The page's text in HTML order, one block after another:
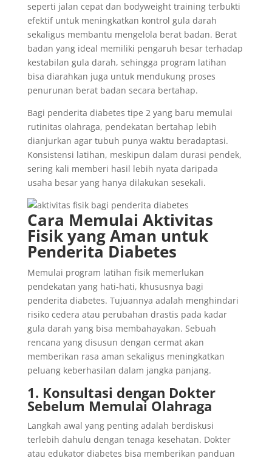
seperti jalan cepat dan bodyweight training terbukti
efektif untuk meningkatkan kontrol gula darah
sekaligus membantu mengelola berat badan. Berat
badan yang ideal memiliki pengaruh besar terhadap
kestabilan gula darah, sehingga program latihan
bisa diarahkan juga untuk mendukung proses
penurunan berat badan secara bertahap.
Bagi penderita diabetes tipe 2 yang baru memulai
rutinitas olahraga, pendekatan bertahap lebih
dianjurkan agar tubuh punya waktu beradaptasi.
Konsistensi latihan, meskipun dalam durasi pendek,
sering kali memberi hasil lebih nyata daripada
usaha besar yang hanya dilakukan sesekali.
Cara Memulai Aktivitas
Fisik yang Aman untuk
Penderita Diabetes
Memulai program latihan fisik memerlukan
pendekatan yang hati-hati, khususnya bagi
penderita diabetes. Tujuannya adalah menghindari
risiko cedera atau perubahan drastis pada kadar
gula darah yang bisa membahayakan. Sebuah
rencana yang disusun dengan cermat akan
memberikan rasa aman sekaligus meningkatkan
peluang keberhasilan dalam jangka panjang.
1. Konsultasi dengan Dokter
Sebelum Memulai Olahraga
Langkah awal yang penting adalah berdiskusi
terlebih dahulu dengan tenaga kesehatan. Dokter
atau edukator diabetes bisa memberikan panduan